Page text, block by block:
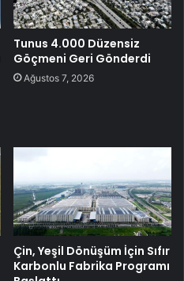
Tunus 4.000 Düzensiz
Göçmeni Geri Gönderdi
Ağustos 7, 2026
Çin, Yeşil Dönüşüm İçin Sıfır
Karbonlu Fabrika Programı